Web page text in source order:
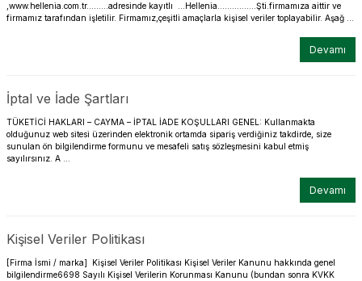
,www.hellenia.com.tr………adresinde kayıtlı …Hellenia…………….Şti.firmamıza aittir ve
firmamız tarafından işletilir. Firmamız,çeşitli amaçlarla kişisel veriler toplayabilir. Aşağ ...
Devamı
İptal ve İade Şartları
TÜKETİCİ HAKLARI – CAYMA – İPTAL İADE KOŞULLARI GENEL: Kullanmakta
olduğunuz web sitesi üzerinden elektronik ortamda sipariş verdiğiniz takdirde, size
sunulan ön bilgilendirme formunu ve mesafeli satış sözleşmesini kabul etmiş
sayılırsınız. A ...
Devamı
Kişisel Veriler Politikası
[Firma İsmi / marka] Kişisel Veriler Politikası Kişisel Veriler Kanunu hakkında genel
bilgilendirme6698 Sayılı Kişisel Verilerin Korunması Kanunu (bundan sonra KVKK